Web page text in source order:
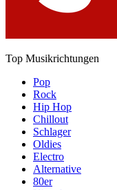
Top Musikrichtungen
Pop
Rock
Hip Hop
Chillout
Schlager
Oldies
Electro
Alternative
80er